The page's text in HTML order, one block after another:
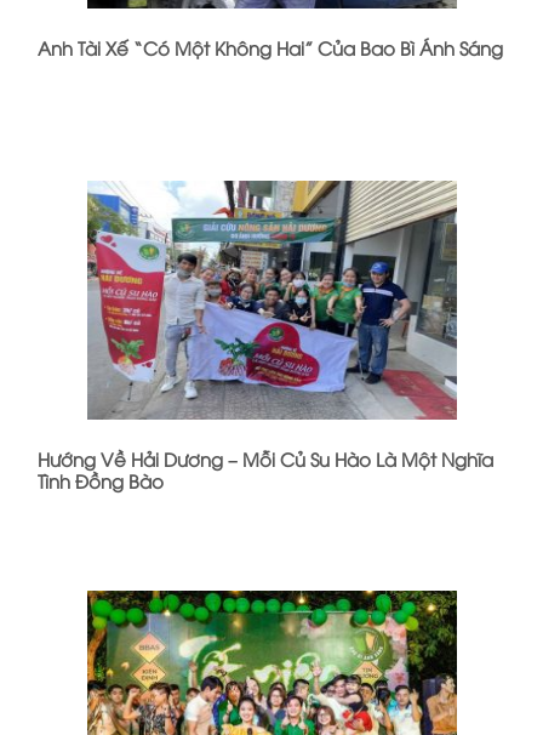
Anh Tài Xế “Có Một Không Hai” Của Bao Bì Ánh Sáng
Hướng Về Hải Dương – Mỗi Củ Su Hào Là Một Nghĩa
Tình Đồng Bào